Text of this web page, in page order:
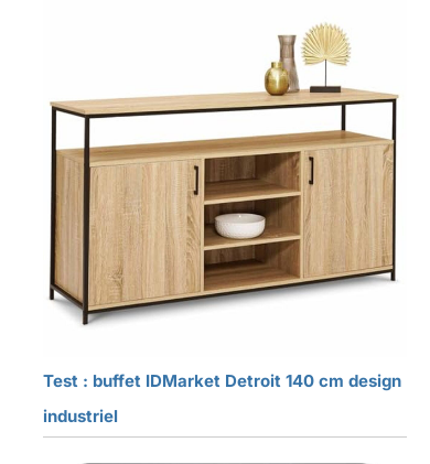
Test : buffet IDMarket Detroit 140 cm design
industriel